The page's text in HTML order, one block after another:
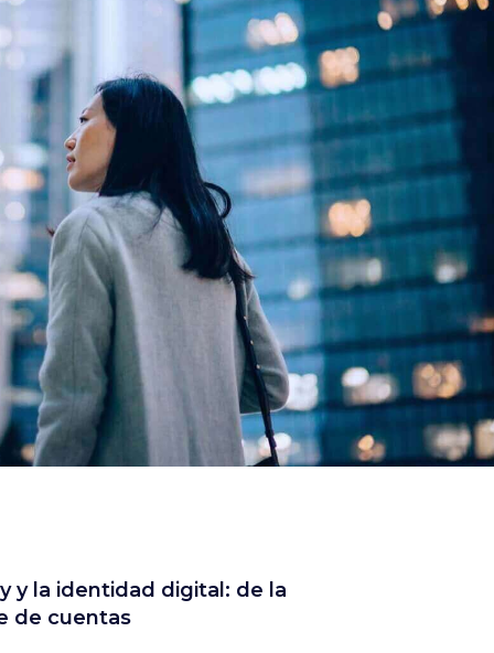
y la identidad digital: de la
de cuentas